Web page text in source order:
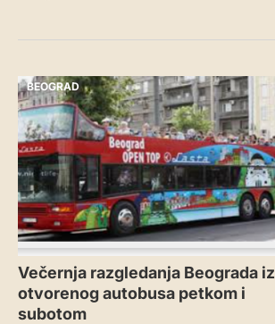
BEOGRAD
Večernja razgledanja Beograda iz
otvorenog autobusa petkom i
subotom